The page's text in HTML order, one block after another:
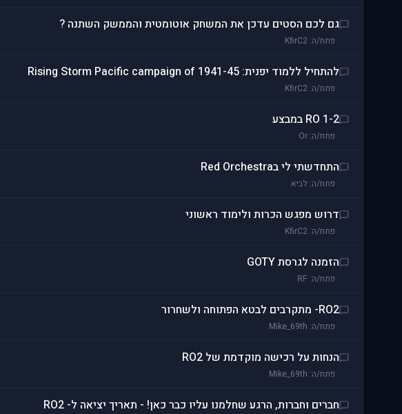
גם לכם הסטים עדכן את המשחק אוטומטית והממשק השתנה ?
פתח/ה: KfirC2
להתחיל ללמוד יפנית: Rising Storm Pacific campaign of 1941-45
פתח/ה: KfirC2
RO 1-2 במבצע
פתח/ה: Or
התחדשתי לי בRed Orchestra
פתח/ה: לביא
דרוש מפגש הכרות ולימוד ראשוני
פתח/ה: KfirC2
הזמנה לגרסת GOTY
פתח/ה: RF
RO2- מתקרבים לבטא הפתוחה ולשחרור
פתח/ה: Mike_69th
הנחות על רכישה מוקדמת של RO2
פתח/ה: Mike_69th
חברים וחברות, הרגע שחלמנו עליו כבר כאן! - תאריך יציאה ל- RO2